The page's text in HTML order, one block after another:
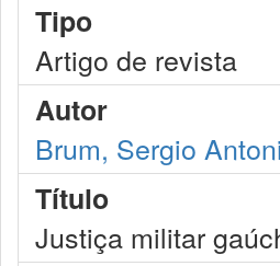
Tipo
Artigo de revista
Autor
Brum, Sergio
Título
Justiça militar